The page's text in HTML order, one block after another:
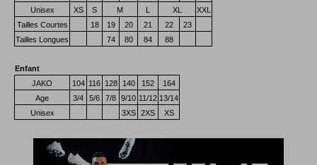
Unisex
XS S M L XL
XXL
Tailles Courtes
18 19 20 21 22
23
Tailles Longues
74 80 84 88
Enfant
JAKO
104 116 128 140 152
164
Age
3/4 5/6 7/8 9/10 11/12 13/14
Unisex
3XS 2XS XS